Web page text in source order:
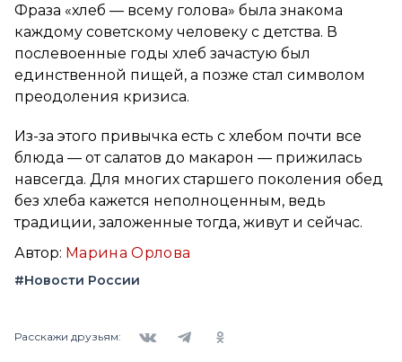
Фраза «хлеб — всему голова» была знакома
каждому советскому человеку с детства. В
послевоенные годы хлеб зачастую был
единственной пищей, а позже стал символом
преодоления кризиса.
Из-за этого привычка есть с хлебом почти все
блюда — от салатов до макарон — прижилась
навсегда. Для многих старшего поколения обед
без хлеба кажется неполноценным, ведь
традиции, заложенные тогда, живут и сейчас.
Автор: Марина Орлова
#Новости России
Расскажи друзьям: